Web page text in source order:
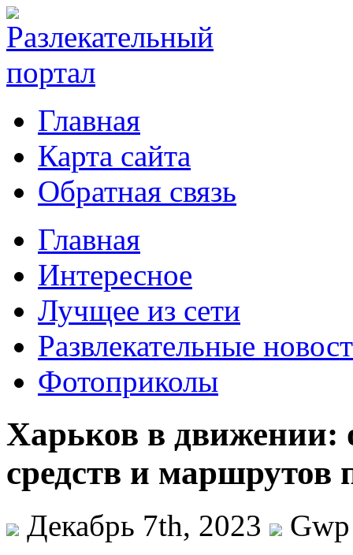
Главная
Карта сайта
Обратная связь
Главная
Интересное
Лучщее из сети
Развлекательные
Фотоприколы
Харьков в движении:
средств и маршрутов
Декабрь 7th, 2023
Gwp